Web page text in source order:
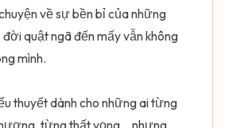
về sự bền bỉ của những
quật ngã đến mấy vẫn không
mình.
thuyết dành cho những ai từng
từng thất vọng… nhưng